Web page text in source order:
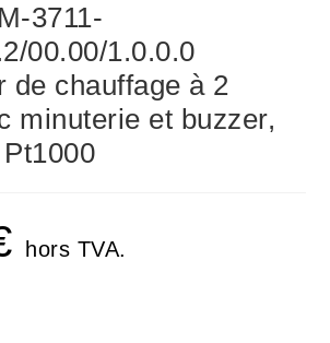
3711-
00.00/1.0.0.0
de chauffage à 2
minuterie et buzzer,
hors TVA.